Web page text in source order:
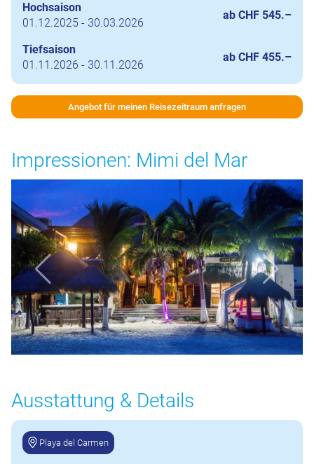
Hochsaison
01.12.2025 - 30.03.2026
ab CHF 545.–
Tiefsaison
01.11.2026 - 30.11.2026
ab CHF 455.–
Angebot für meinen Reisezeitraum anfragen
Impressionen: Mimi del Mar
Ausstattung & Details
Playa del Carmen